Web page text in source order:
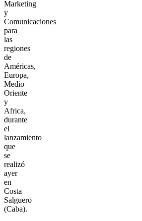
Marketing
y
Comunicaciones
para
las
regiones
de
Américas,
Europa,
Medio
Oriente
y
Africa,
durante
el
lanzamiento
que
se
realizó
ayer
en
Costa
Salguero
(Caba).